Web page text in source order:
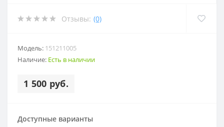
Отзывы: (0)
Модель: 151211005
Наличие: Есть в наличии
1 500 руб.
Доступные варианты